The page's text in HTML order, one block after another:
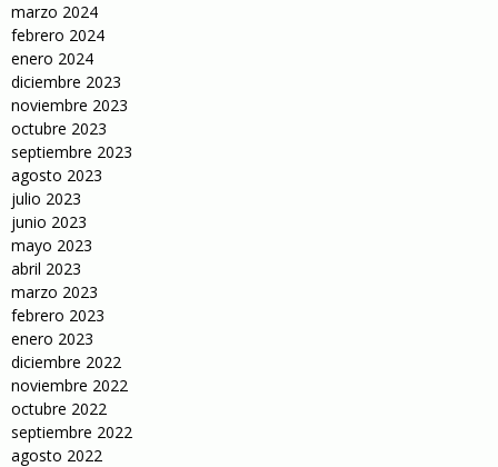
marzo 2024
febrero 2024
enero 2024
diciembre 2023
noviembre 2023
octubre 2023
septiembre 2023
agosto 2023
julio 2023
junio 2023
mayo 2023
abril 2023
marzo 2023
febrero 2023
enero 2023
diciembre 2022
noviembre 2022
octubre 2022
septiembre 2022
agosto 2022